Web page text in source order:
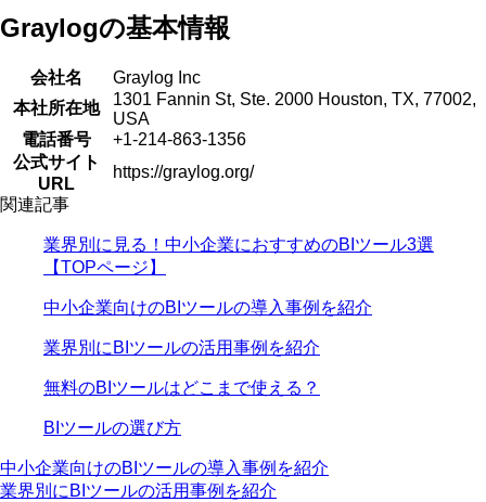
Graylogの基本情報
会社名
Graylog Inc
本社所在地
1301 Fannin St, Ste. 2000 Houston, TX, 77002,
USA
電話番号
+1-214-863-1356
公式サイト
URL
https://graylog.org/
関連記事
業界別に見る！中小企業におすすめのBIツール3選
【TOPページ】
中小企業向けのBIツールの導入事例を紹介
業界別にBIツールの活用事例を紹介
無料のBIツールはどこまで使える？
BIツールの選び方
中小企業向けのBIツールの導入事例を紹介
業界別にBIツールの活用事例を紹介